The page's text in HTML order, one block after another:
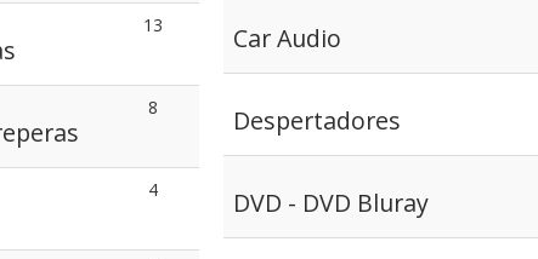
13
8
4
Car Audio
Despertadores
DVD - DVD Bluray